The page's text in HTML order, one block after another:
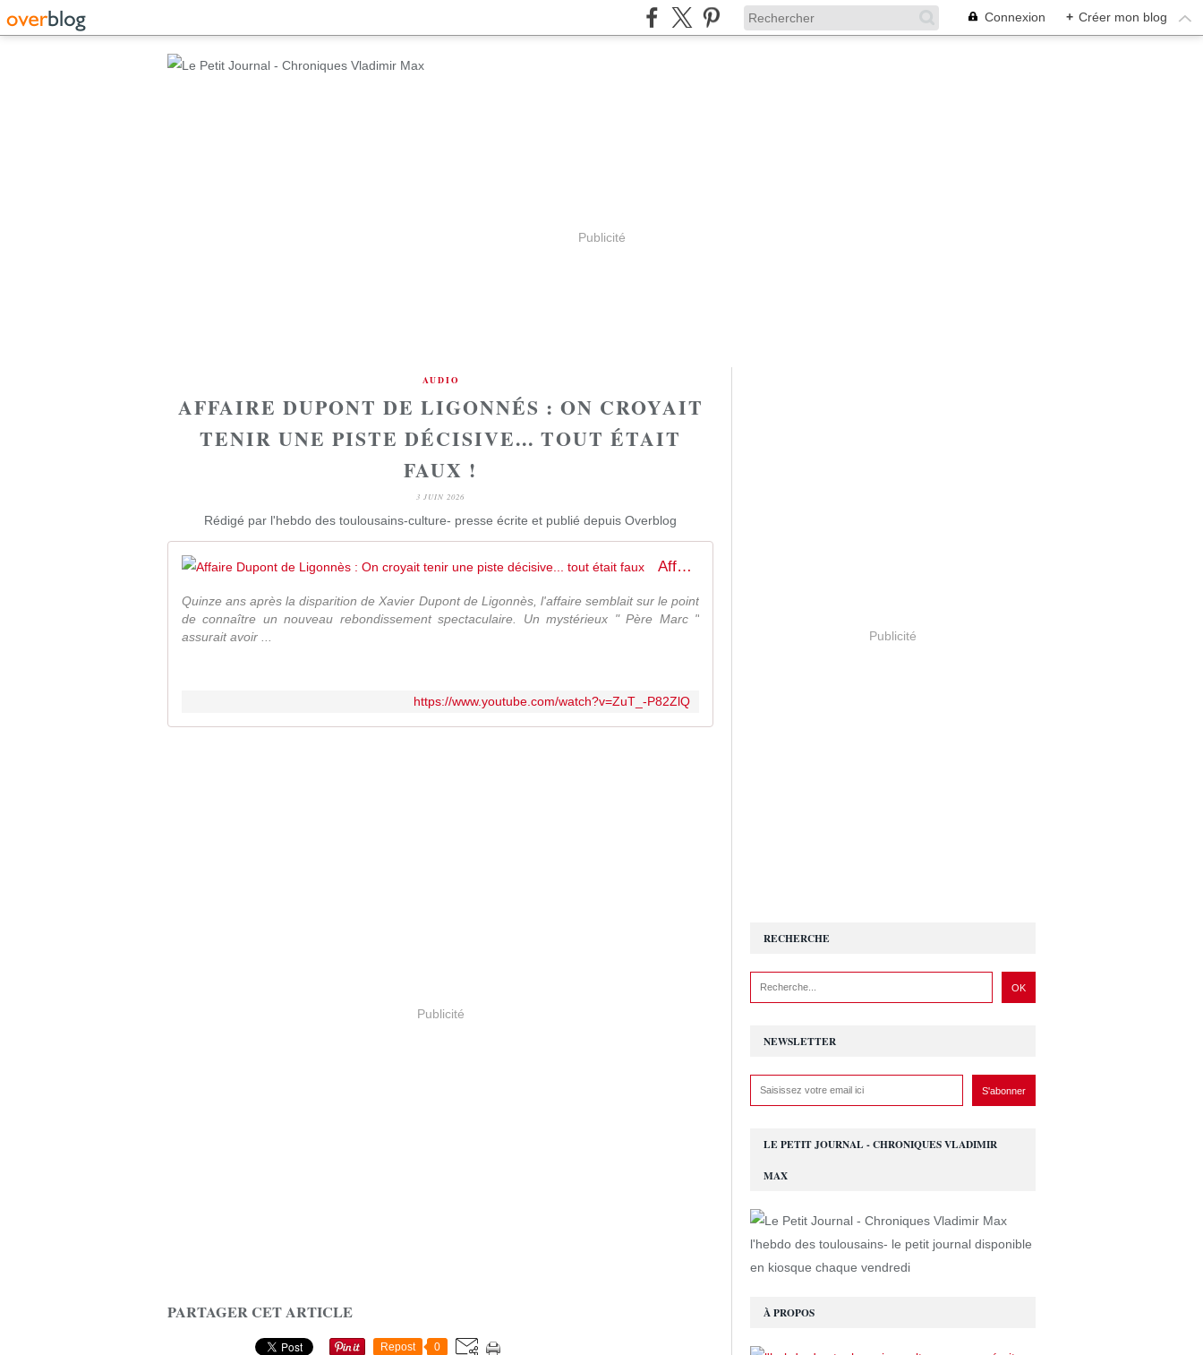
Connexion + Créer mon blog
Publicité
AUDIO
AFFAIRE DUPONT DE LIGONNÉS : ON CROYAIT
TENIR UNE PISTE DÉCISIVE... TOUT ÉTAIT
FAUX !
3 JUIN 2026
Rédigé par l'hebdo des toulousains-culture- presse écrite et publié depuis Overblog
Affaire Dupont de Ligonnès : On croyait tenir une piste décisive... tout était faux
Quinze ans après la disparition de Xavier Dupont de Ligonnès, l'affaire semblait sur le point
de connaître un nouveau rebondissement spectaculaire. Un mystérieux " Père Marc "
assurait avoir ...
https://www.youtube.com/watch?v=ZuT_-P82ZlQ
Publicité
PARTAGER CET ARTICLE
Repost 0
Publicité
NEWSLETTER
RECHERCHE
LE PETIT JOURNAL - CHRONIQUES VLADIMIR
MAX
l'hebdo des toulousains- le petit journal disponible
en kiosque chaque vendredi
À PROPOS